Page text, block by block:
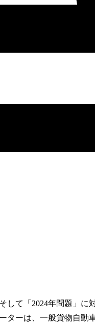
て「2024年問題」に
ーは、一般貨物自動